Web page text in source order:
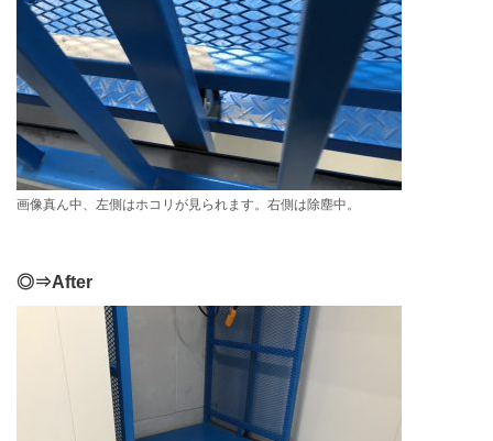
画像真ん中、左側はホコリが見られます。右側は除塵中。
◎⇒After